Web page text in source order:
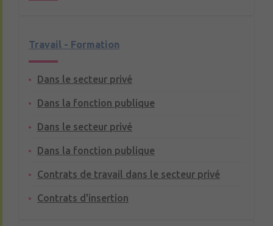
Travail - Formation
Dans le secteur privé
Dans la fonction publique
Dans le secteur privé
Dans la fonction publique
Contrats de travail dans le secteur privé
Contrats d'insertion